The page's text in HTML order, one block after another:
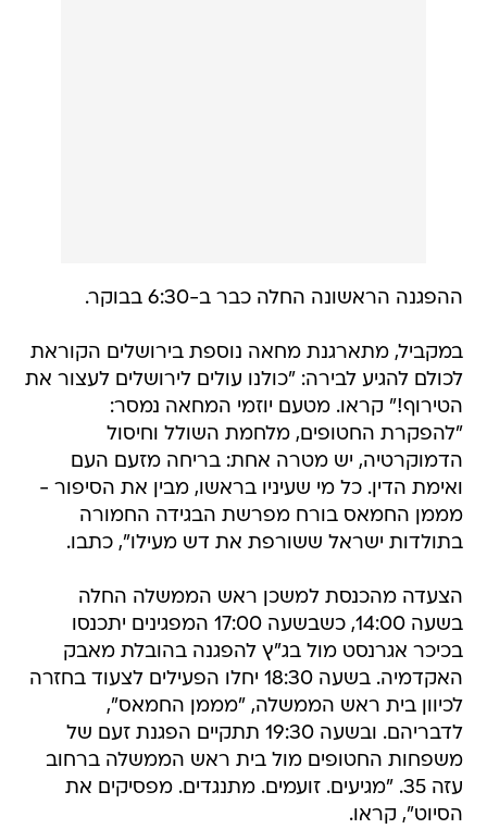
ההפגנה הראשונה החלה כבר ב-6:30 בבוקר.
במקביל, מתארגנת מחאה נוספת בירושלים הקוראת
לכולם להגיע לבירה: "כולנו עולים לירושלים לעצור את
הטירוף!" קראו. מטעם יוזמי המחאה נמסר:
"להפקרת החטופים, מלחמת השולל וחיסול
הדמוקרטיה, יש מטרה אחת: בריחה מזעם העם
ואימת הדין. כל מי שעיניו בראשו, מבין את הסיפור -
מממן החמאס בורח מפרשת הבגידה החמורה
בתולדות ישראל ששורפת את דש מעילו", כתבו.
הצעדה מהכנסת למשכן ראש הממשלה החלה
בשעה 14:00, כשבשעה 17:00 המפגינים יתכנסו
בכיכר אגרנסט מול בג"ץ להפגנה בהובלת מאבק
האקדמיה. בשעה 18:30 יחלו הפעילים לצעוד בחזרה
לכיוון בית ראש הממשלה, "מממן החמאס",
לדבריהם. ובשעה 19:30 תתקיים הפגנת זעם של
משפחות החטופים מול בית ראש הממשלה ברחוב
עזה 35. "מגיעים. זועמים. מתנגדים. מפסיקים את
הסיוט", קראו.